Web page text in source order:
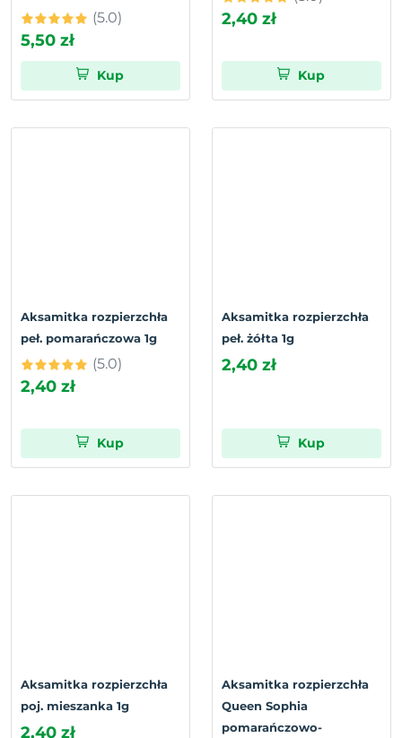
(5.0)
5,50 zł
Kup
2,40 zł
Kup
Aksamitka rozpierzchła
peł. pomarańczowa 1g
(5.0)
2,40 zł
Kup
Aksamitka rozpierzchła
peł. żółta 1g
2,40 zł
Kup
Aksamitka rozpierzchła
poj. mieszanka 1g
2,40 zł
Aksamitka rozpierzchła
Queen Sophia
pomarańczowo-